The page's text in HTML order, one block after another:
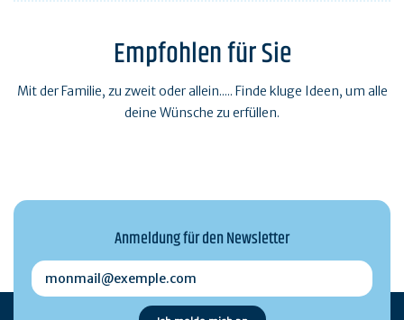
Empfohlen für Sie
Mit der Familie, zu zweit oder allein..... Finde kluge Ideen, um alle
deine Wünsche zu erfüllen.
Anmeldung für den Newsletter
monmail@exemple.com